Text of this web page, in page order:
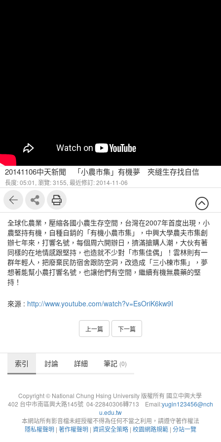
20141106中天新聞 「小農市集」有機夢 夾縫生存找自信
長度: 05:01, 瀏覽: 3155, 最近修訂: 2014-11-06
全球化農業，壓縮各國小農生存空間，台灣在2007年首度出現，小
農堅持有機，自種自銷的「有機小農市集」，中興大學農夫市集創
辦七年來，打響名號，每個周六開辦日，擠滿搶購人潮，大伙有著
同樣的在地情感跟堅持，也造就不少對「市集佳偶」！雲林則有一
群年輕人，把廢棄民防宿舍跟防空洞，改造成「三小棟市集」，夢
想著能幫小農打響名號，也讓他們有空間，繼續有機無農藥的堅
持！
來源 : http://www.youtube.com/watch?v=EsOriK6kw9I
上一篇 下一篇
索引 討論 詳細 筆記 (0)
Copyright © National Chung Hsing University 版權所有 國立中興大學
402 台中市南區興大路145號 04-22840306轉713 Email:yugin123456@nch
u.edu.tw
本網站所有影音檔未經授權不得為任何不當之利用，請遵守著作權法
隱私權聲明 | 著作權聲明 | 資訊安全策略 | 校園網路規範 | 分站一覽